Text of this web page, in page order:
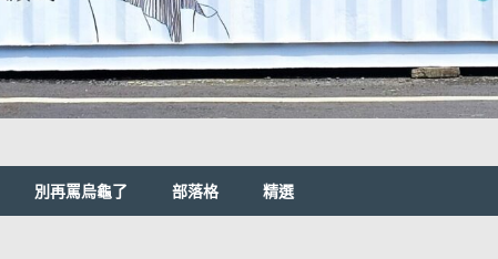
別再罵烏龜了 部落格 精選